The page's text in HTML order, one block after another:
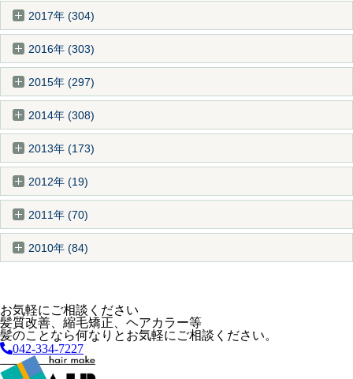
2017年 (304)
2016年 (303)
2015年 (297)
2014年 (308)
2013年 (173)
2012年 (19)
2011年 (70)
2010年 (84)
お気軽にご相談ください
髪質改善、縮毛矯正、ヘアカラー等
髪のことなら何なりとお気軽にご相談ください。
042-334-7227